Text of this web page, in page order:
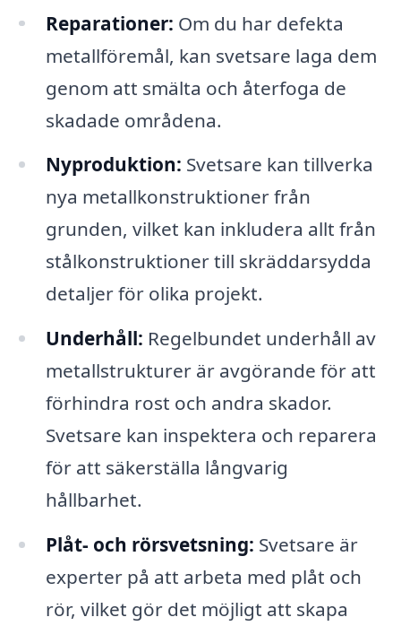
Reparationer: Om du har defekta
metallföremål, kan svetsare laga dem
genom att smälta och återfoga de
skadade områdena.
Nyproduktion: Svetsare kan tillverka
nya metallkonstruktioner från
grunden, vilket kan inkludera allt från
stålkonstruktioner till skräddarsydda
detaljer för olika projekt.
Underhåll: Regelbundet underhåll av
metallstrukturer är avgörande för att
förhindra rost och andra skador.
Svetsare kan inspektera och reparera
för att säkerställa långvarig
hållbarhet.
Plåt- och rörsvetsning: Svetsare är
experter på att arbeta med plåt och
rör, vilket gör det möjligt att skapa